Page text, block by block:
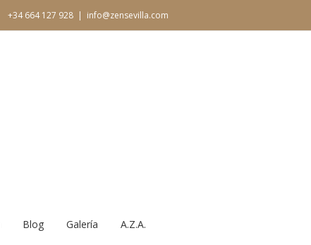
+34 664 127 928 | info@zensevilla.com
Blog Galería A.Z.A.